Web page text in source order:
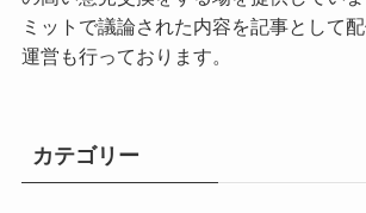
ミットで議論された内容を記事として
運営も行っております。
カテゴリー